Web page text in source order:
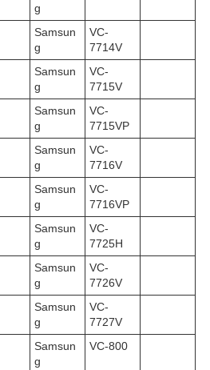
g
Samsun
g
VC-
7714V
Samsun
g
VC-
7715V
Samsun
g
VC-
7715VP
Samsun
g
VC-
7716V
Samsun
g
VC-
7716VP
Samsun
g
VC-
7725H
Samsun
g
VC-
7726V
Samsun
g
VC-
7727V
Samsun
g
VC-800